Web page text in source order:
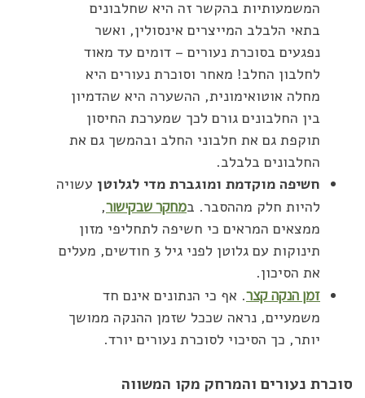
המשמעותיות בהקשר זה היא שחלבונים
בתאי הלבלב המייצרים אינסולין, ואשר
נפגעים בסוכרת נעורים – דומים עד מאוד
לחלבון החלב! מאחר וסוכרת נעורים היא
מחלה אוטואימונית, ההשערה היא שהדמיון
בין החלבונים גורם לכך שמערכת החיסון
תוקפת גם את חלבוני החלב ובהמשך גם את
החלבונים בלבלב.
חשיפה מוקדמת ומוגברת מדי לגלוטן עשויה
להיות חלק מההסבר. במחקר שבקישור,
ממצאים המראים כי חשיפה לתחליפי מזון
תינוקות עם גלוטן לפני גיל 3 חודשים, מעלים
את הסיכון.
זמן הנקה קצר. אף כי הנתונים אינם חד
משמעיים, נראה שככל שזמן ההנקה ממושך
יותר, כך הסיכוי לסוכרת נעורים יורד.
סוכרת נעורים והמרחק מקו המשווה